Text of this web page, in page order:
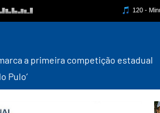
a primeira competição estadual
Pulo’